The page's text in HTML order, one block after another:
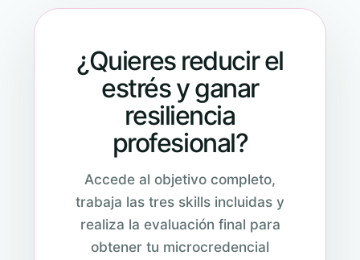
¿Quieres reducir el
estrés y ganar
resiliencia
profesional?
Accede al objetivo completo,
trabaja las tres skills incluidas y
realiza la evaluación final para
obtener tu microcredencial